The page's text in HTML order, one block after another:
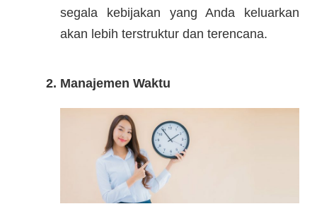
segala kebijakan yang Anda keluarkan
akan lebih terstruktur dan terencana.
2. Manajemen Waktu